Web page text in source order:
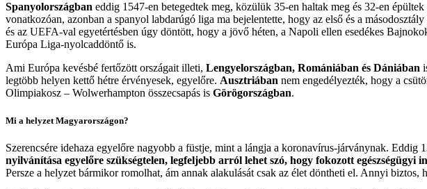
Spanyolországban eddig 1547-en betegedtek meg, közülük 35-en haltak meg és 32-en
vonatkozóan, azonban a spanyol labdarúgó liga ma bejelentette, hogy az első és a
és az UEFA-val egyetértésben úgy döntött, hogy a jövő héten, a Napoli ellen esedékes
Európa Liga-nyolcaddöntő is.
Ami Európa kevésbé fertőzött országait illeti, Lengyelországban, Romániában és Dániában
legtöbb helyen kettő hétre érvényesek, egyelőre. Ausztriában nem engedélyezték, hogy a
Olimpiakosz – Wolwerhampton összecsapás is Görögországban.
Mi a helyzet Magyarországon?
Szerencsére idehaza egyelőre nagyobb a füstje, mint a lángja a koronavírus-járványnak.
nyilvánítása egyelőre szükségtelen, legfeljebb arról lehet szó, hogy fokozott
Persze a helyzet bármikor romolhat, ám annak alakulását csak az élet döntheti el. Annyi